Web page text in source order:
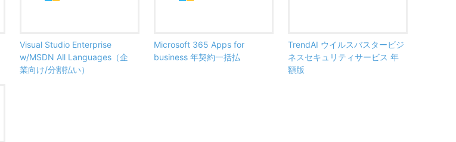
Visual Studio Enterprise
w/MSDN All Languages（企
業向け/分割払い）
Microsoft 365 Apps for
business 年契約一括払
TrendAI ウイルスバスタービジ
ネスセキュリティサービス 年
額版